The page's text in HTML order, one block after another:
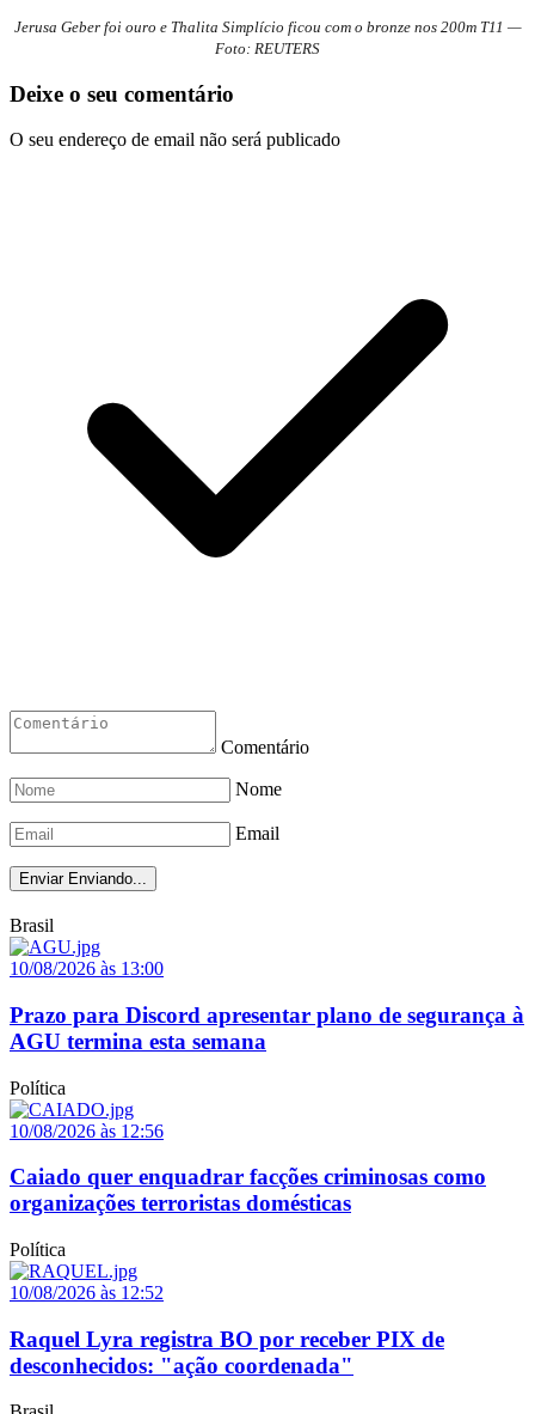
Jerusa Geber foi ouro e Thalita Simplício ficou com o bronze nos 200m T11 —
Foto: REUTERS
Deixe o seu comentário
O seu endereço de email não será publicado
Comentário
Nome
Email
Enviar Enviando...
Brasil
10/08/2026 às 13:00
Prazo para Discord apresentar plano de segurança à
AGU termina esta semana
Política
10/08/2026 às 12:56
Caiado quer enquadrar facções criminosas como
organizações terroristas domésticas
Política
10/08/2026 às 12:52
Raquel Lyra registra BO por receber PIX de
desconhecidos: "ação coordenada"